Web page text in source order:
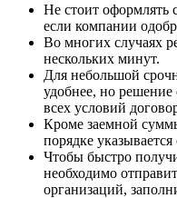
Не стоит оформлять
если компании
Во многих случаях
нескольких минут.
Для небольшой
удобнее, но решение
всех условий
Кроме заемной
порядке
Чтобы быстро
необходимо
организаций,